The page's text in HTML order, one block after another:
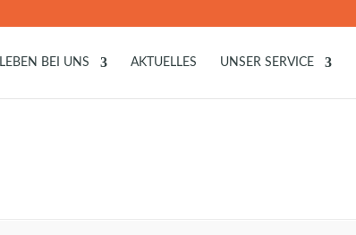
LEBEN BEI UNS AKTUELLES UNSER SERVICE